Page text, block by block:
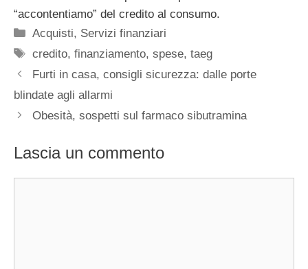
“accontentiamo” del credito al consumo.
Categorie
Acquisti, Servizi finanziari
Tag
credito,finanziamento,spese,taeg
Furti in casa, consigli sicurezza: dalle porte
blindate agli allarmi
Obesità, sospetti sul farmaco sibutramina
Lascia un commento